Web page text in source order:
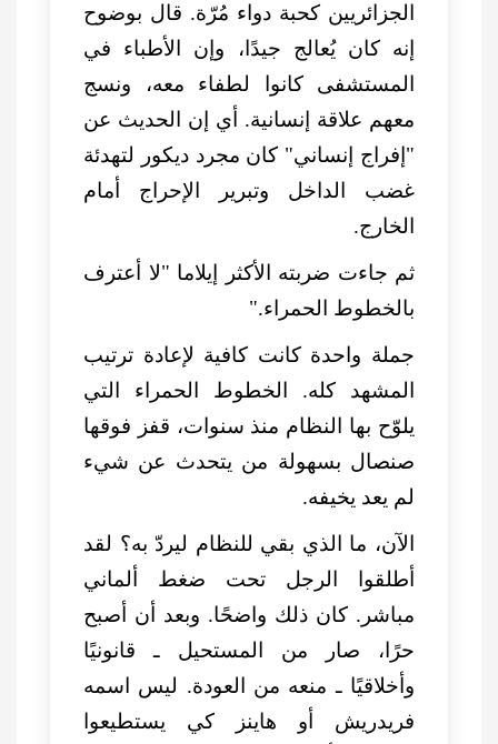
الجزائريين كحبة دواء مُرّة. قال بوضوح
إنه كان يُعالج جيدًا، وإن الأطباء في
المستشفى كانوا لطفاء معه، ونسج
معهم علاقة إنسانية. أي إن الحديث عن
"إفراج إنساني" كان مجرد ديكور لتهدئة
غضب الداخل وتبرير الإحراج أمام
الخارج.
ثم جاءت ضربته الأكثر إيلاما "لا أعترف
بالخطوط الحمراء."
جملة واحدة كانت كافية لإعادة ترتيب
المشهد كله. الخطوط الحمراء التي
يلوّح بها النظام منذ سنوات، قفز فوقها
صنصال بسهولة من يتحدث عن شيء
لم يعد يخيفه.
الآن، ما الذي بقي للنظام ليردّ به؟ لقد
أطلقوا الرجل تحت ضغط ألماني
مباشر. كان ذلك واضحًا. وبعد أن أصبح
حرًا، صار من المستحيل ـ قانونيًا
وأخلاقيًا ـ منعه من العودة. ليس اسمه
فريدريش أو هاينز كي يستطيعوا